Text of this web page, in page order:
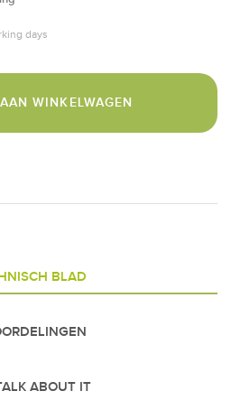
days
WINKELWAGEN
BLAD
ABOUT IT